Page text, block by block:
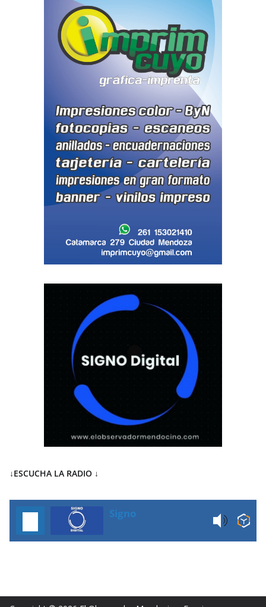
↓ESCUCHA LA RADIO ↓
Signo